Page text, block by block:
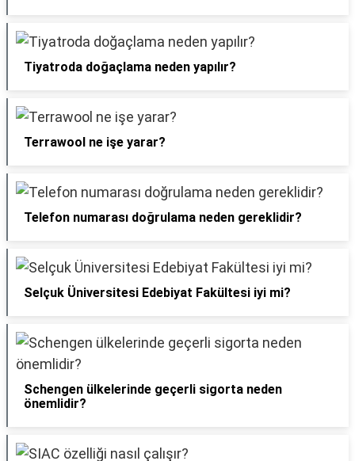
Tiyatroda doğaçlama neden yapılır?
Terrawool ne işe yarar?
Telefon numarası doğrulama neden gereklidir?
Selçuk Üniversitesi Edebiyat Fakültesi iyi mi?
Schengen ülkelerinde geçerli sigorta neden
önemlidir?